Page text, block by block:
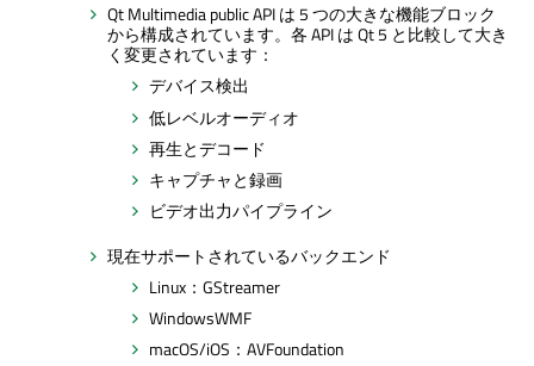
Qt Multimediapublic API は 5 つの大きな機能ブロック
から構成されています。各 API は Qt 5 と比較して大き
く変更されています：
デバイス検出
低レベルオーディオ
再生とデコード
キャプチャと録画
ビデオ出力パイプライン
現在サポートされているバックエンド
Linux：GStreamer
WindowsWMF
macOS/iOS：AVFoundation